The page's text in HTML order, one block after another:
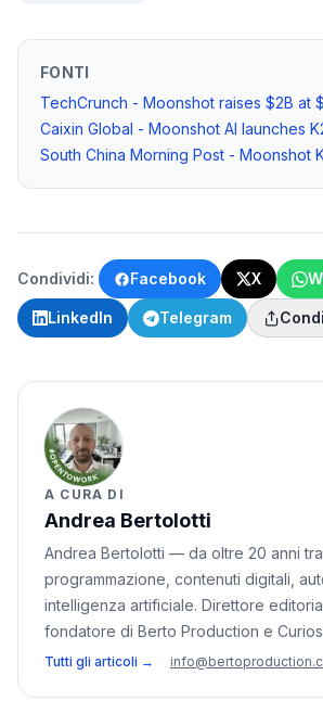
FONTI
TechCrunch - Moonshot raises $2B at
Caixin Global - Moonshot AI launches
South China Morning Post - Moonshot
Condividi: Facebook X
LinkedIn Telegram
A CURA DI
Andrea Bertolotti
Andrea Bertolotti — da oltre 20 anni tra
programmazione, contenuti digitali,
intelligenza artificiale. Direttore
fondatore di Berto Production e
Tutti gli articoli → ·